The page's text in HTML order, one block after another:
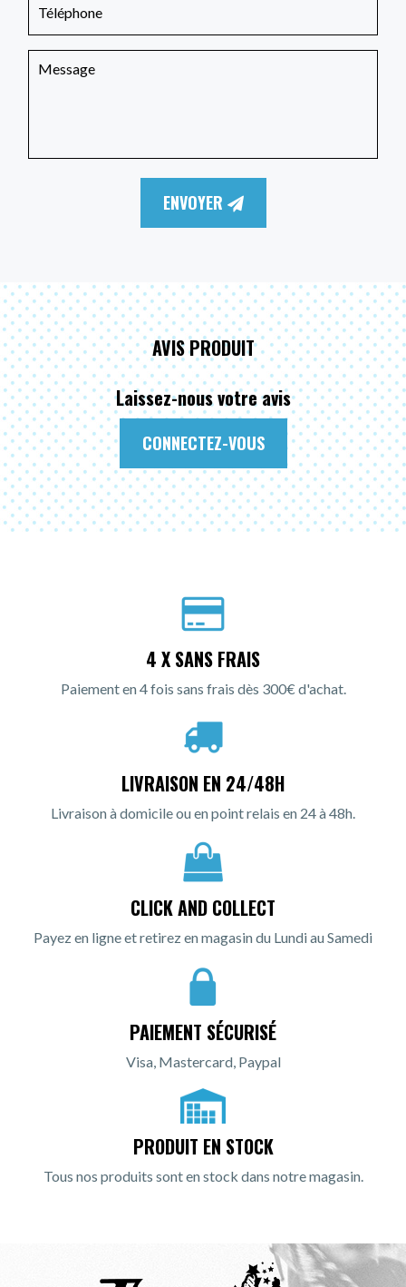
ENVOYER
AVIS PRODUIT
Laissez-nous votre avis
CONNECTEZ-VOUS
4 X SANS FRAIS
Paiement en 4 fois sans frais dès 300€ d'achat.
LIVRAISON EN 24/48H
Livraison à domicile ou en point relais en 24 à 48h.
CLICK AND COLLECT
Payez en ligne et retirez en magasin du Lundi au Samedi
PAIEMENT SÉCURISÉ
Visa, Mastercard, Paypal
PRODUIT EN STOCK
Tous nos produits sont en stock dans notre magasin.